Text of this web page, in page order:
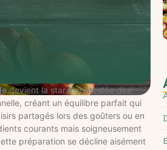
devient la star incontestée des
créant un équilibre parfait qui
partagés lors des goûters ou en
courants mais soigneusement
préparation se décline aisément